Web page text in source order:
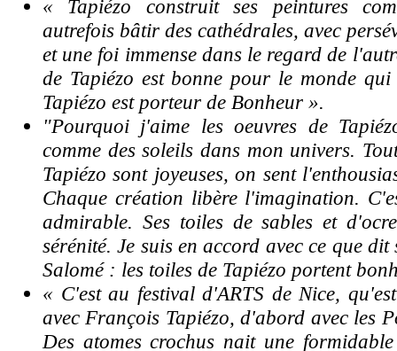
« Tapiézo construit ses peintures
autrefois bâtir des cathédrales, avec
et une foi immense dans le regard de
de Tapiézo est bonne pour le monde
Tapiézo est porteur de Bonheur ».
"Pourquoi j'aime les oeuvres de
comme des soleils dans mon univers.
Tapiézo sont joyeuses, on sent
Chaque création libère l'imagination.
admirable. Ses toiles de sables et
sérénité. Je suis en accord avec ce que dit
Salomé : les toiles de Tapiézo portent
« C'est au festival d'ARTS de Nice,
avec François Tapiézo, d'abord avec les
Des atomes crochus nait une